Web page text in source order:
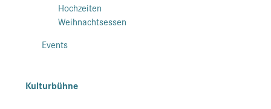
Hochzeiten
Weihnachtsessen
Events
Kulturbühne